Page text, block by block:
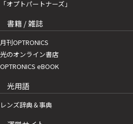
「オプトパートナーズ」
書籍 / 雑誌
月刊OPTRONICS
光のオンライン書店
OPTRONICS eBOOK
光用語
レンズ辞典＆事典